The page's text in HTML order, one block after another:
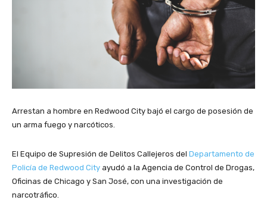
Arrestan a hombre en Redwood City bajó el cargo de posesión de
un arma fuego y narcóticos.
El Equipo de Supresión de Delitos Callejeros del Departamento de
Policía de Redwood City ayudó a la Agencia de Control de Drogas,
Oficinas de Chicago y San José, con una investigación de
narcotráfico.